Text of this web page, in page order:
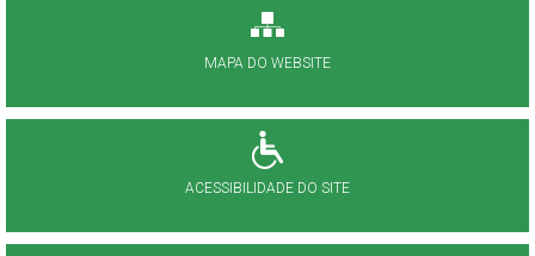
MAPA DO WEBSITE
ACESSIBILIDADE DO SITE